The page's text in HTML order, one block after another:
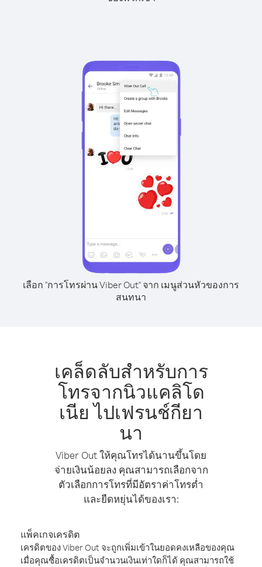
เลือก "การโทรผ่าน Viber Out" จาก เมนูส่วนหัวของการ
สนทนา
เคล็ดลับสำหรับการ
โทรจากนิวแคลิโด
เนีย ไปเฟรนช์กียา
นา
Viber Out ให้คุณโทรได้นานขึ้นโดย
จ่ายเงินน้อยลง คุณสามารถเลือกจาก
ตัวเลือกการโทรที่มีอัตราค่าโทรต่ำ
และยืดหยุ่นได้ของเรา:
แพ็คเกจเครดิต
เครดิตของ Viber Out จะถูกเพิ่มเข้าในยอดคงเหลือของคุณ
เมื่อคุณซื้อเครดิตเป็นจำนวนเงินเท่าใดก็ได้ คุณสามารถใช้